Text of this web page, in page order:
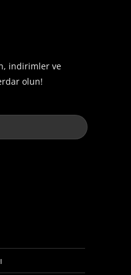
indirimler ve
olun!